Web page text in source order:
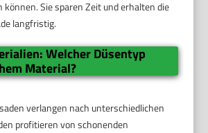
können. Sie sparen Zeit und erhalten die
langfristig.
Welcher Düsentyp
Material?
verlangen nach unterschiedlichen
profitieren von schonenden